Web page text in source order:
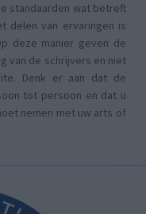
standaarden wat betreft
delen van ervaringen is
deze manier geven de
van de schrijvers en niet
Denk er aan dat de
tot persoon en dat u
nemen met uw arts of